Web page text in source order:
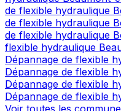
de flexible hydraulique
de flexible hydraulique
de flexible hydraulique
flexible hydraulique
Dépannage de flexible
Dépannage de flexible
Dépannage de flexible
Dépannage de flexible